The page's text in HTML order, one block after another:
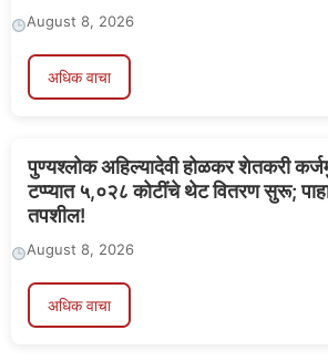
August 8, 2026
अधिक वाचा
पुण्यश्लोक अहिल्यादेवी होळकर शेतकरी
टप्प्यात ५,०२८ कोटींचे थेट वितरण सुरू; पाहा
तपशील!
August 8, 2026
अधिक वाचा